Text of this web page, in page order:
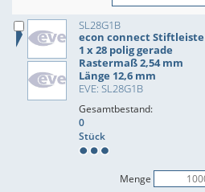
SL28G1B
econ connect Stiftleiste
1 x 28 polig gerade
Rastermaß 2,54 mm
Länge 12,6 mm
EVE: SL28G1B
Gesamtbestand:
0
Stück
Menge